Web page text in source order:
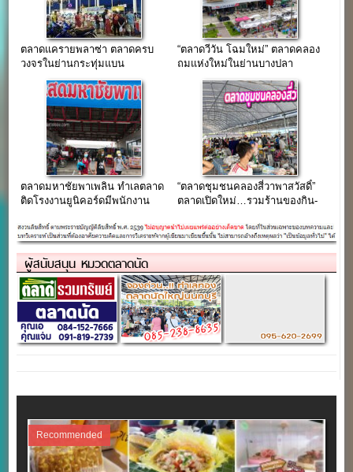
ตลาดแครายพลาซ่า ตลาดครบ
วงจรในย่านกระทุ่มแบน
“ตลาดวีวัน โฉมใหม่” ตลาดคลอง
ถมแห่งใหม่ในย่านบางปลา
ตลาดมหาชัยพาเพลิน ทำเลตลาด
ติดโรงงานยูนิคอร์ดมีพนักงาน
“ตลาดชุมชนคลองสี่วาพาสวัสดิ์”
ตลาดเปิดใหม่…รวมร้านของกิน-
ผู้สนับสนุน หมวดตลาดนัด
Recommended